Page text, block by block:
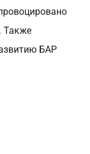
Также
БАР